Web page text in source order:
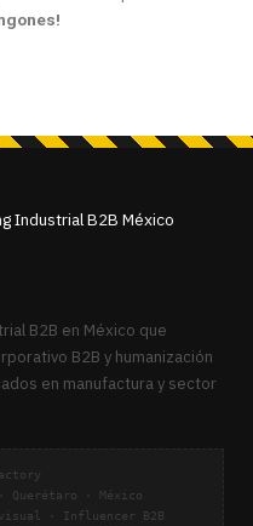
B2B en México que
B2B y humanización
en manufactura y sector
Querétaro · México
· Influencer B2B